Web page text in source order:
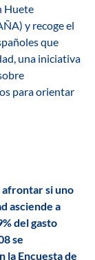
Huete
y recoge el
que
una iniciativa
para orientar
afrontar si uno
asciende a
del gasto
se
la Encuesta de